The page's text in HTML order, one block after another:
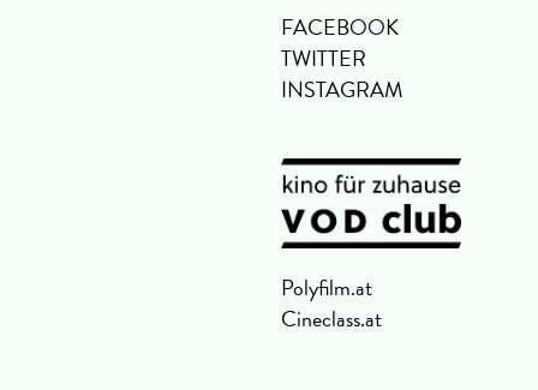
FACEBOOK
TWITTER
INSTAGRAM
Polyfilm.at
Cineclass.at